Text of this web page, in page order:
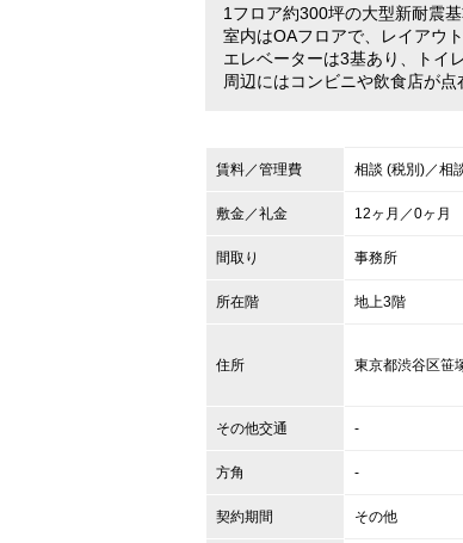
1フロア約300坪の大型新耐震
室内はOAフロアで、レイアウ
エレベーターは3基あり、トイ
周辺にはコンビニや飲食店が点
賃料／管理費 相談 (税別)／相
敷金／礼金 12ヶ月／0ヶ月
間取り 事務所
所在階 地上3階
住所 東京都渋谷区笹
その他交通 -
方角 -
契約期間 その他